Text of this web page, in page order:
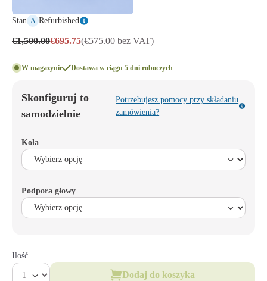
Stan A Refurbished
€1,500.00€695.75(€575.00 bez VAT)
W magazynie Dostawa w ciągu 5 dni roboczych
Skonfiguruj to
samodzielnie
Potrzebujesz pomocy przy składaniu
zamówienia?
Koła
Podpora głowy
Ilość
Dodaj do koszyka